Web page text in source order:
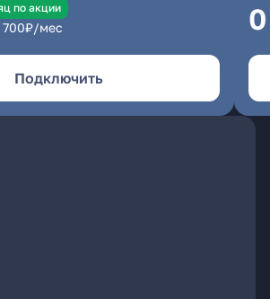
по акции
700₽/мес
Подключить
0